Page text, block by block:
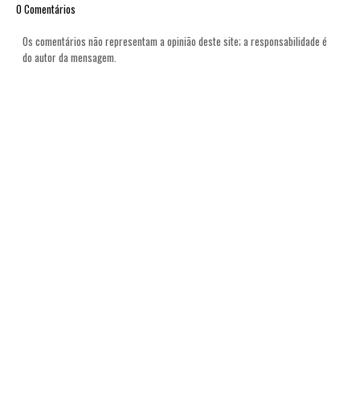
0 Comentários
Os comentários não representam a opinião deste site; a responsabilidade é
do autor da mensagem.